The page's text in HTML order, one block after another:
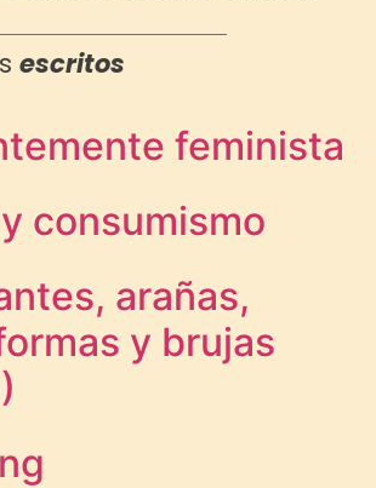
escritos
feminista
consumismo
arañas,
y brujas